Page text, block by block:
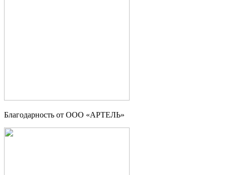
Благодарность от ООО «АРТЕЛЬ»